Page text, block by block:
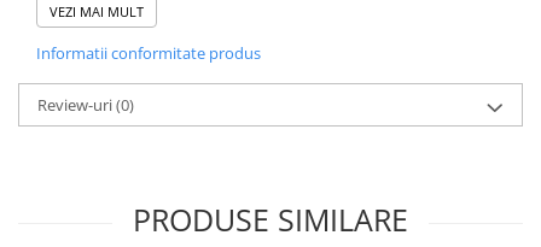
STICKERE PENTRU CAPOTA
STICKERE PENTRU LATERALE
STICKERE PERSONALIZATE
STICKERE PRAGURI
STICKERE UTILAJE AGRICOLE
- Pentru stickere personalizate si pentru a vizualiza
portofoliul nostru va rugam sa ne contactati
VEZI MAI MULT
Informatii conformitate produs
Review-uri(0)
PRODUSE SIMILARE